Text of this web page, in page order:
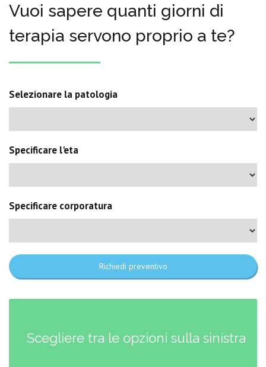
Vuoi sapere quanti giorni di
terapia servono proprio a te?
Selezionare la patologia
Specificare l'eta
Specificare corporatura
Richiedi preventivo
Scegliere tra le opzioni sulla sinistra